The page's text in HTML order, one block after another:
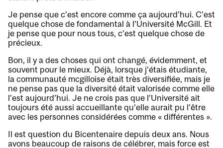
Je pense que c’est encore comme ça aujourd’hui. C’est
quelque chose de fondamental à l’Université McGill. Et
je pense que pour nous tous, c’est quelque chose de
précieux.
Bon, il y a des choses qui ont changé, évidemment, et
souvent pour le mieux. Déjà, lorsque j’étais étudiante,
la communauté mcgilloise était très diversifiée, mais je
ne pense pas que la diversité était valorisée comme elle
l’est aujourd’hui. Je ne crois pas que l’Université ait
toujours été aussi accueillante qu’elle aurait pu l’être
avec les personnes considérées comme « différentes ».
Il est question du Bicentenaire depuis deux ans. Nous
avons beaucoup de raisons de célébrer, mais force est